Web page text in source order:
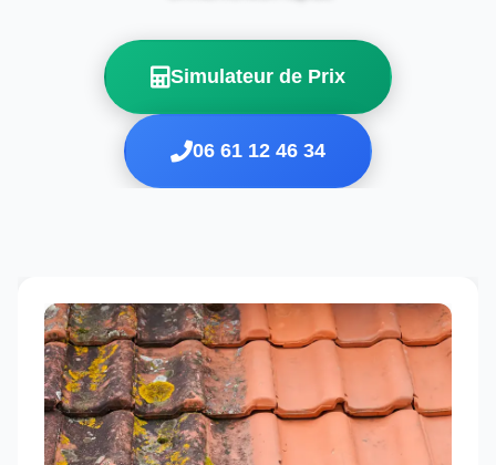
Simulateur de Prix
06 61 12 46 34